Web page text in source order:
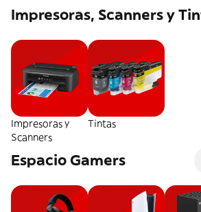
Impresoras, Scanners y
Impresoras y
Scanners
Tintas
Espacio Gamers